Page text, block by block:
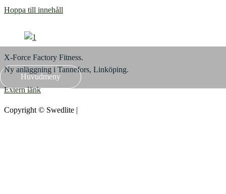
Hoppa till innehåll
Huvudmeny
X-Force Factory Fitness.
Ny anläggning i Tannefors, Linköping.
Extern länk
Copyright © Swedlite |